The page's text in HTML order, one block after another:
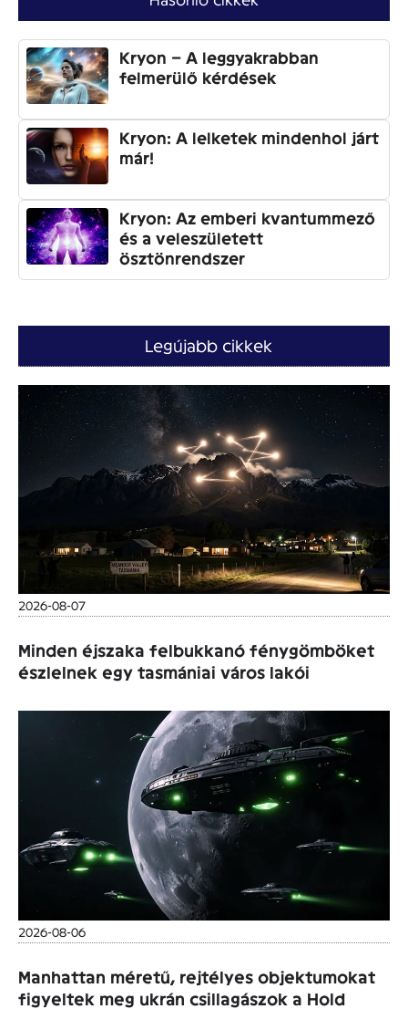
Kryon – A leggyakrabban
felmerülő kérdések
Kryon: A lelketek mindenhol járt
már!
Kryon: Az emberi kvantummező
és a veleszületett
ösztönrendszer
Legújabb cikkek
2026-08-07
Minden éjszaka felbukkanó fénygömböket
észlelnek egy tasmániai város lakói
2026-08-06
Manhattan méretű, rejtélyes objektumokat
figyeltek meg ukrán csillagászok a Hold